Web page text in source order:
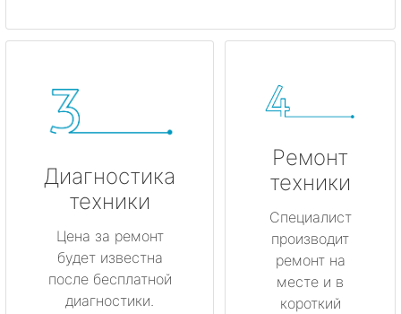
Диагностика
техники
Цена за ремонт
будет известна
после бесплатной
диагностики.
Ремонт
техники
Специалист
производит
ремонт на
месте и в
короткий